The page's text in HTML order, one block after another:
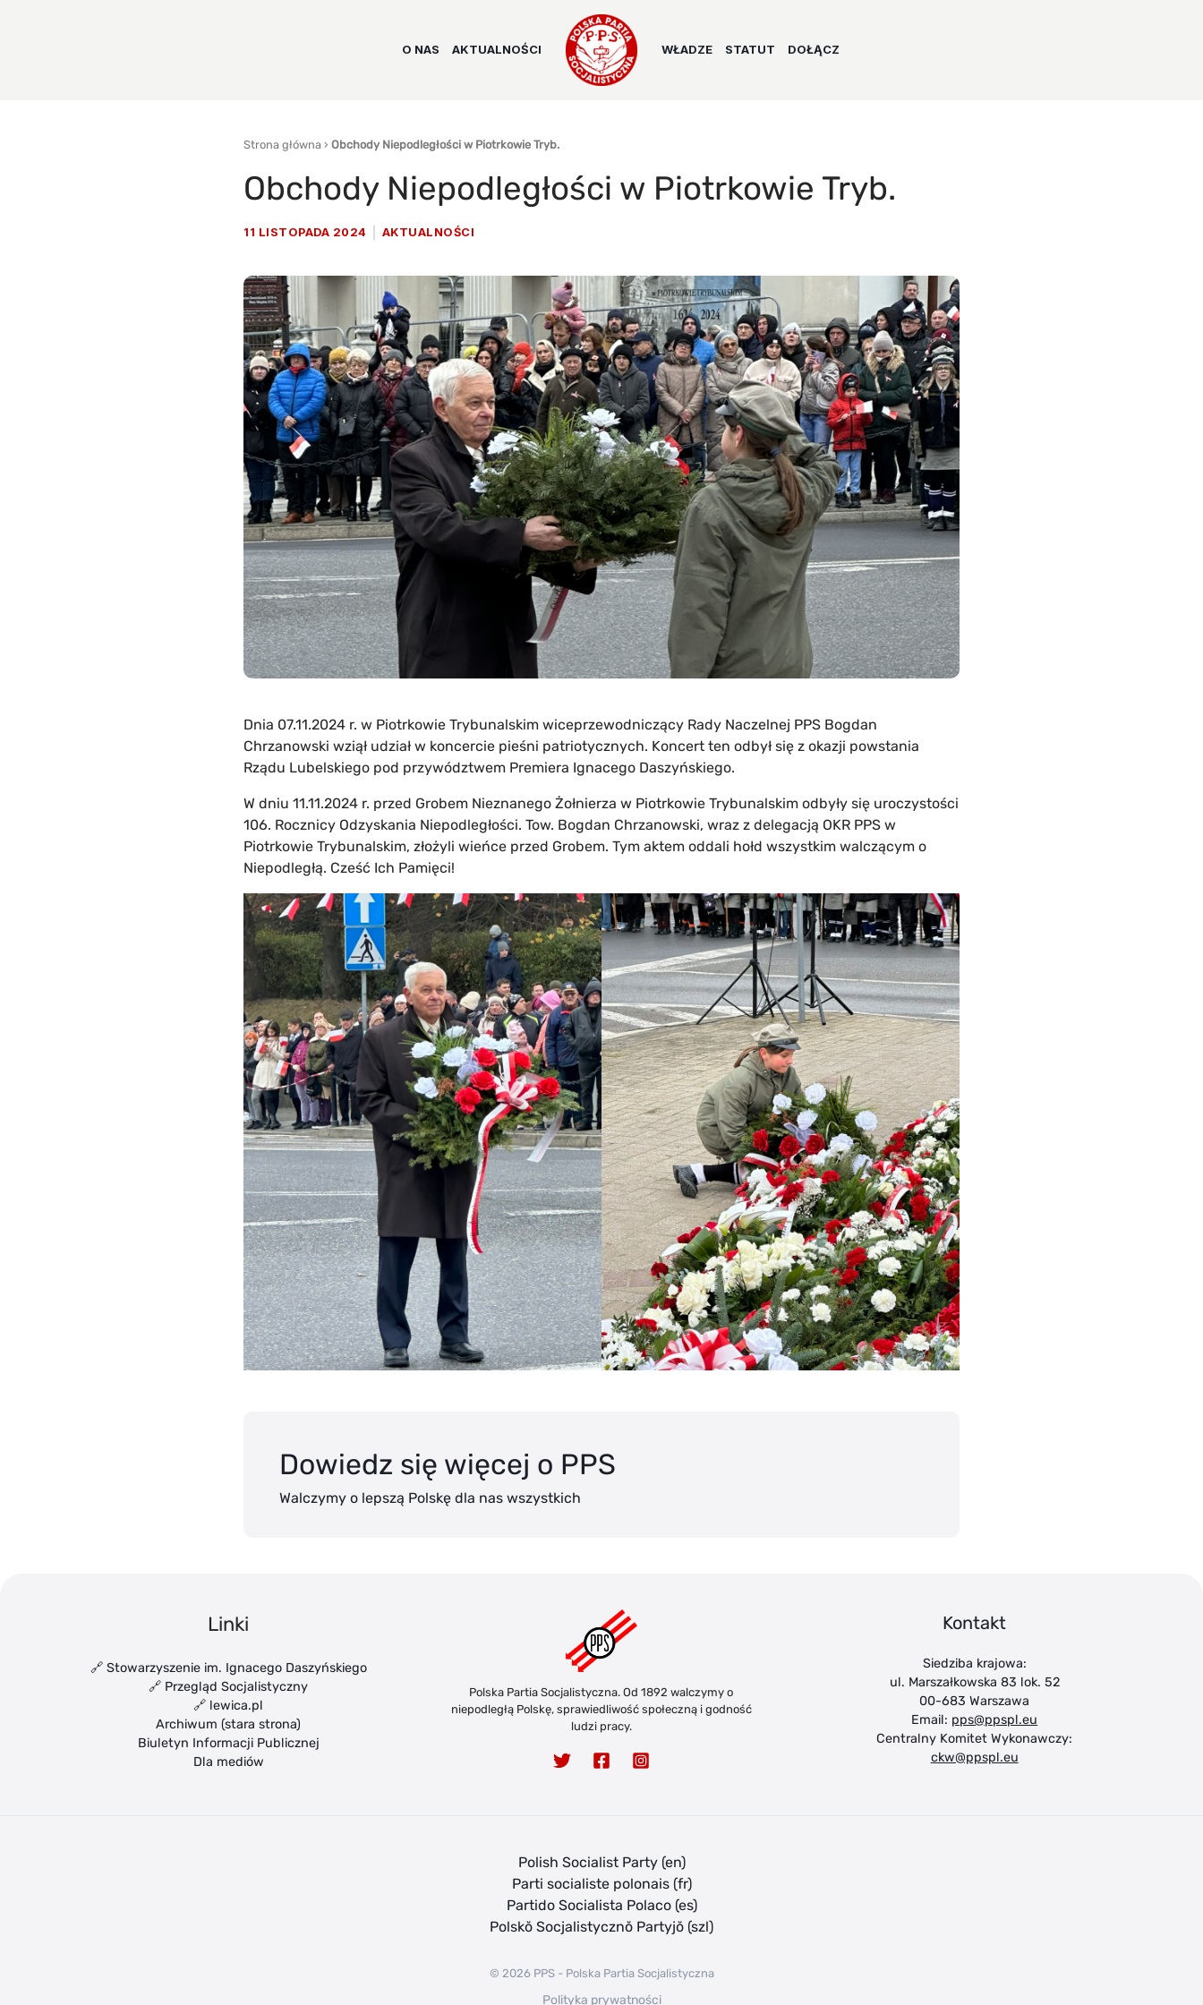
O NAS AKTUALNOŚCI WŁADZE STATUT DOŁĄCZ
Strona główna › Obchody Niepodległości w Piotrkowie Tryb.
Obchody Niepodległości w Piotrkowie Tryb.
11 LISTOPADA 2024 AKTUALNOŚCI
Dnia 07.11.2024 r. w Piotrkowie Trybunalskim wiceprzewodniczący Rady Naczelnej PPS Bogdan
Chrzanowski wziął udział w koncercie pieśni patriotycznych. Koncert ten odbył się z okazji powstania
Rządu Lubelskiego pod przywództwem Premiera Ignacego Daszyńskiego.
W dniu 11.11.2024 r. przed Grobem Nieznanego Żołnierza w Piotrkowie Trybunalskim odbyły się uroczystości
106. Rocznicy Odzyskania Niepodległości. Tow. Bogdan Chrzanowski, wraz z delegacją OKR PPS w
Piotrkowie Trybunalskim, złożyli wieńce przed Grobem. Tym aktem oddali hołd wszystkim walczącym o
Niepodległą. Cześć Ich Pamięci!
Dowiedz się więcej o PPS
Walczymy o lepszą Polskę dla nas wszystkich
Linki
🔗 Stowarzyszenie im. Ignacego Daszyńskiego
🔗 Przegląd Socjalistyczny
🔗 lewica.pl
Archiwum (stara strona)
Biuletyn Informacji Publicznej
Dla mediów
Polska Partia Socjalistyczna. Od 1892 walczymy o
niepodległą Polskę, sprawiedliwość społeczną i godność
ludzi pracy.
Kontakt
Siedziba krajowa:
ul. Marszałkowska 83 lok. 52
00-683 Warszawa
Email: pps@ppspl.eu
Centralny Komitet Wykonawczy:
ckw@ppspl.eu
Polish Socialist Party (en)
Parti socialiste polonais (fr)
Partido Socialista Polaco (es)
Polskŏ Socjalistycznŏ Partyjŏ (szl)
© 2026 PPS - Polska Partia Socjalistyczna
Polityka prywatności